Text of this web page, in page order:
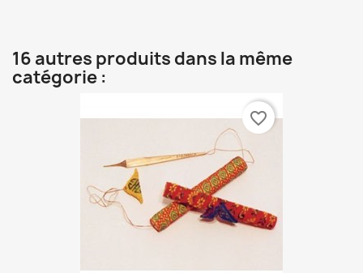
16 autres produits dans la même
catégorie :
favorite_border